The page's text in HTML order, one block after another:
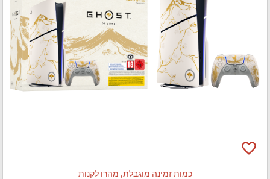
favorite_border
כמות זמינה מוגבלת, מהרו לקנות